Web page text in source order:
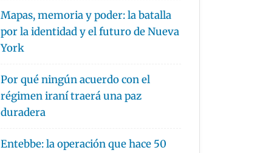
Mapas, memoria y poder: la batalla
por la identidad y el futuro de Nueva
York
Por qué ningún acuerdo con el
régimen iraní traerá una paz
duradera
Entebbe: la operación que hace 50